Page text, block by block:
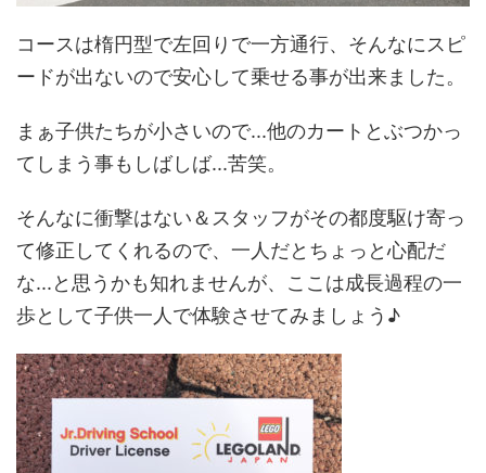
コースは楕円型で左回りで一方通行、そんなにスピ
ードが出ないので安心して乗せる事が出来ました。
まぁ子供たちが小さいので...他のカートとぶつかっ
てしまう事もしばしば...苦笑。
そんなに衝撃はない＆スタッフがその都度駆け寄っ
て修正してくれるので、一人だとちょっと心配だ
な...と思うかも知れませんが、ここは成長過程の一
歩として子供一人で体験させてみましょう♪